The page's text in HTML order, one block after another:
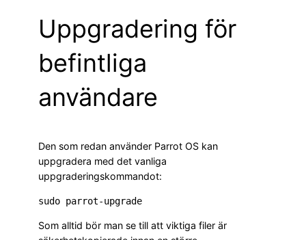
Uppgradering för
befintliga
användare
Den som redan använder Parrot OS kan
uppgradera med det vanliga
uppgraderingskommandot:
Som alltid bör man se till att viktiga filer är